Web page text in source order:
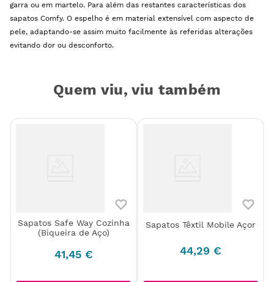
garra ou em martelo. Para além das restantes características dos
sapatos Comfy. O espelho é em material extensível com aspecto de
pele, adaptando-se assim muito facilmente às referidas alterações
evitando dor ou desconforto.
Quem viu, viu também
Sapatos Safe Way Cozinha
(Biqueira de Aço)
41,45 €
Sapatos Têxtil Mobile Açor
44,29 €